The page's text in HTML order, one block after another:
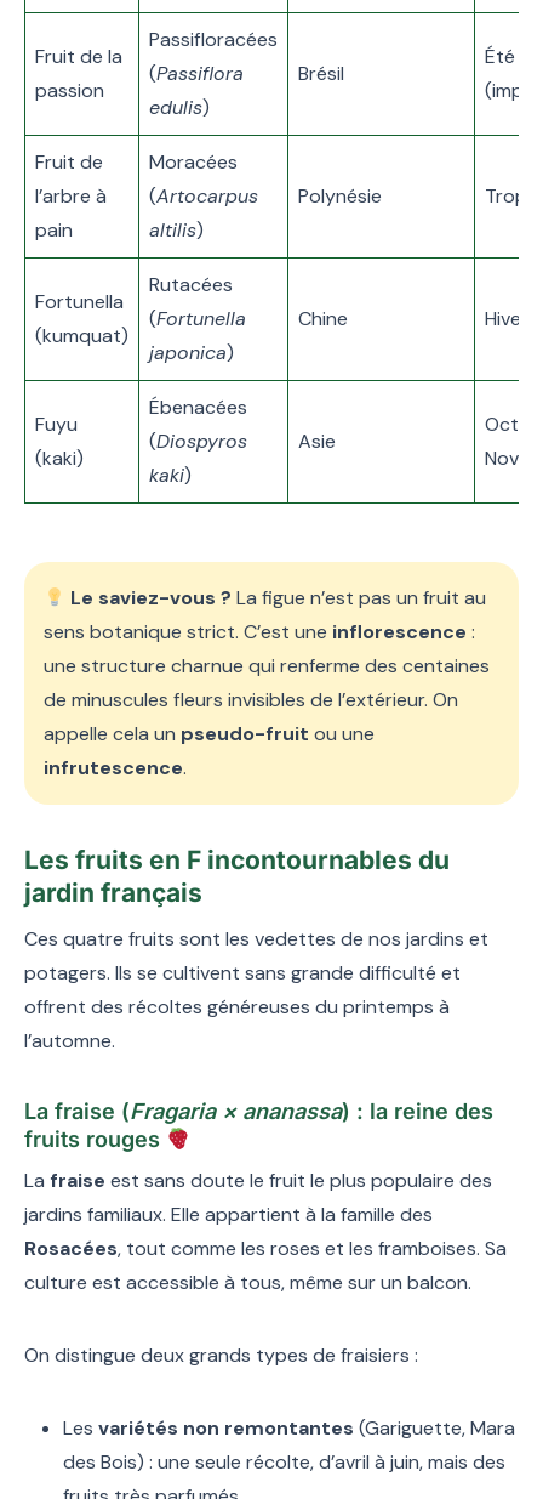
Fruit de la
passion
Passifloracées
(Passiflora
edulis)
Brésil
Été
Fruit de
l’arbre à
pain
Moracées
(Artocarpus
altilis)
Polynésie
Fortunella
(kumquat)
Rutacées
(Fortunella
japonica)
Chine Hiver
Fuyu
(kaki)
Ébenacées
(Diospyros
kaki)
Asie
Le saviez-vous ? La figue n’est pas un fruit au
sens botanique strict. C’est une inflorescence :
une structure charnue qui renferme des centaines
de minuscules fleurs invisibles de l’extérieur. On
appelle cela un pseudo-fruit ou une
infrutescence.
Les fruits en F incontournables du
jardin français
Ces quatre fruits sont les vedettes de nos jardins et
potagers. Ils se cultivent sans grande difficulté et
offrent des récoltes généreuses du printemps à
l’automne.
La fraise (Fragaria × ananassa) : la reine des
fruits rouges
La fraise est sans doute le fruit le plus populaire des
jardins familiaux. Elle appartient à la famille des
Rosacées, tout comme les roses et les framboises. Sa
culture est accessible à tous, même sur un balcon.
On distingue deux grands types de fraisiers :
Les variétés non remontantes (Gariguette, Mara
des Bois) : une seule récolte, d’avril à juin, mais des